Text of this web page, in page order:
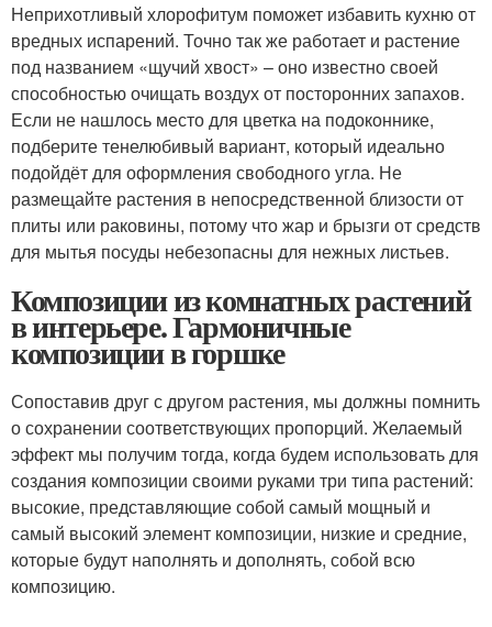
Неприхотливый хлорофитум поможет избавить кухню от
вредных испарений. Точно так же работает и растение
под названием «щучий хвост» – оно известно своей
способностью очищать воздух от посторонних запахов.
Если не нашлось место для цветка на подоконнике,
подберите тенелюбивый вариант, который идеально
подойдёт для оформления свободного угла. Не
размещайте растения в непосредственной близости от
плиты или раковины, потому что жар и брызги от средств
для мытья посуды небезопасны для нежных листьев.
Композиции из комнатных растений
в интерьере. Гармоничные
композиции в горшке
Сопоставив друг с другом растения, мы должны помнить
о сохранении соответствующих пропорций. Желаемый
эффект мы получим тогда, когда будем использовать для
создания композиции своими руками три типа растений:
высокие, представляющие собой самый мощный и
самый высокий элемент композиции, низкие и средние,
которые будут наполнять и дополнять, собой всю
композицию.